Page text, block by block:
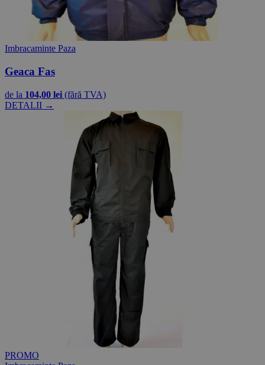
Imbracaminte Paza
Geaca Fas
de la 104,00 lei (fără TVA)
DETALII →
PROMO